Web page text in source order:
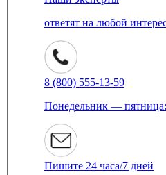
ответят на любой
8 (800) 555-13-59
Понедельник —
Пишите 24 часа/7 дней